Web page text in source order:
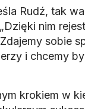
Rudź, tak
nim
sobie
i chcemy
krokiem w